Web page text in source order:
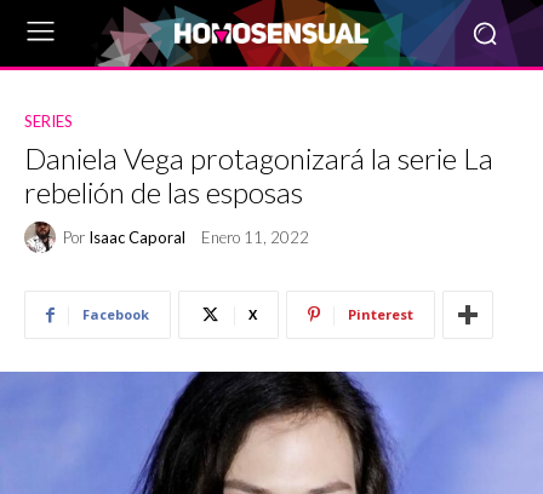
SERIES
Daniela Vega protagonizará la serie La
rebelión de las esposas
Por Isaac Caporal Enero 11, 2022
Facebook X Pinterest